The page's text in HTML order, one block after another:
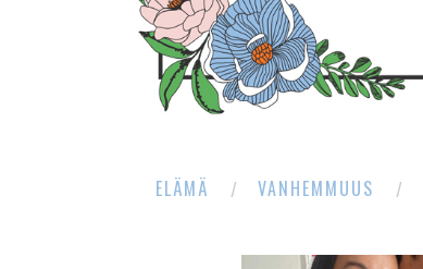
ELÄMÄ VANHEMMUUS